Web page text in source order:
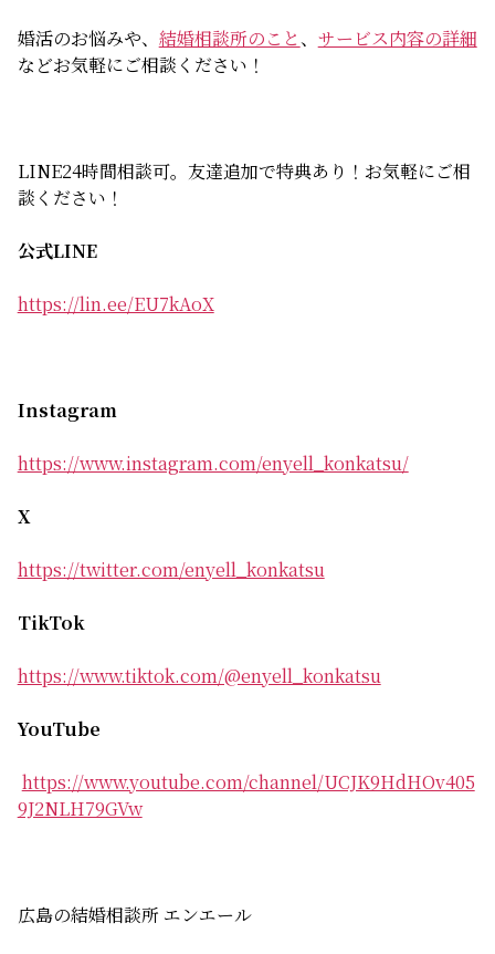
婚活のお悩みや、 結婚相談所のこと、 サービス内容の詳細
などお気軽にご相談ください！
LINE24時間相談可。友達追加で特典あり！お気軽にご相
談ください！
公式LINE
https://lin.ee/EU7kAoX
Instagram
https://www.instagram.com/enyell_konkatsu/
X
https://twitter.com/enyell_konkatsu
TikTok
https://www.tiktok.com/@enyell_konkatsu
YouTube
https://www.youtube.com/channel/UCJK9HdHOv405
9J2NLH79GVw
広島の結婚相談所 エンエール